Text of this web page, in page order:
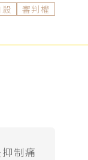
審判權
制痛